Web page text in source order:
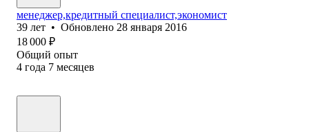
менеджер,кредитный специалист,экономист
39 лет • Обновлено 28 января 2016
18 000 ₽
Общий опыт
4 года 7 месяцев